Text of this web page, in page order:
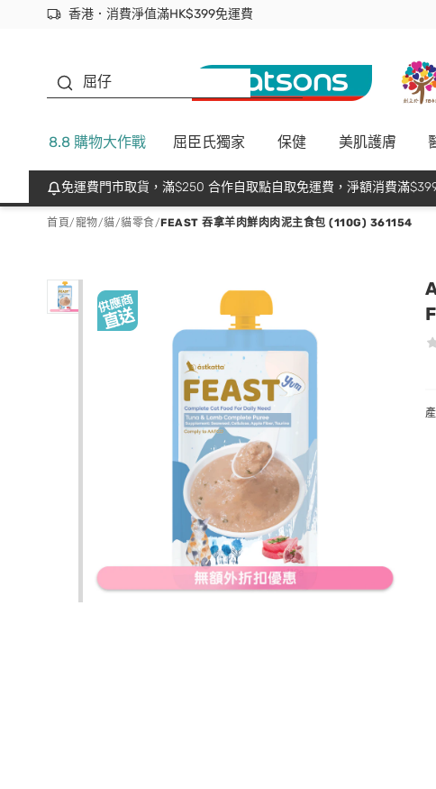
香港．消費淨值滿HK$399免運費
立即成為易賞錢會員盡享獨家優惠
首次APP下單買滿$450 輸入 NEWAPP 即減$50
屈仔
8.8 購物大作戰 屈臣氏獨家 保健 美肌護膚
免運費門市取貨，滿$250 合作自取點自取免運費，淨額消費滿
首頁/寵物/貓/貓零食/FEAST 吞拿羊肉鮮肉肉泥主食包 (110G) 361154